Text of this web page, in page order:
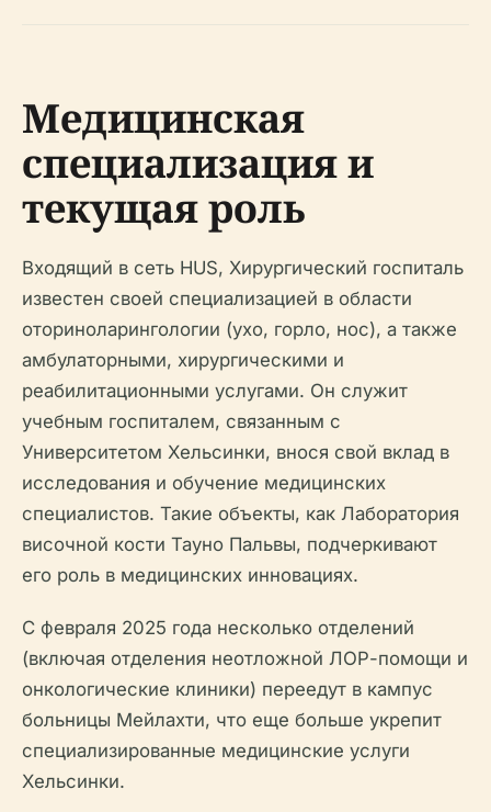
Медицинская
специализация и
текущая роль
Входящий в сеть HUS, Хирургический госпиталь
известен своей специализацией в области
оториноларингологии (ухо, горло, нос), а также
амбулаторными, хирургическими и
реабилитационными услугами. Он служит
учебным госпиталем, связанным с
Университетом Хельсинки, внося свой вклад в
исследования и обучение медицинских
специалистов. Такие объекты, как Лаборатория
височной кости Тауно Пальвы, подчеркивают
его роль в медицинских инновациях.
С февраля 2025 года несколько отделений
(включая отделения неотложной ЛОР-помощи и
онкологические клиники) переедут в кампус
больницы Мейлахти, что еще больше укрепит
специализированные медицинские услуги
Хельсинки.